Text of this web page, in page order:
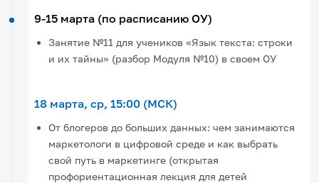
9-15 марта (по расписанию ОУ)
Занятие №11 для учеников «Язык текста: строки
и их тайны» (разбор Модуля №10) в своем ОУ
18 марта, ср, 15:00 (МСК)
От блогеров до больших данных: чем занимаются
маркетологи в цифровой среде и как выбрать
свой путь в маркетинге (открытая
профориентационная лекция для детей